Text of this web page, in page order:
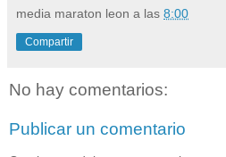
media maraton leon a las 8:00
Compartir
No hay comentarios:
Publicar un comentario